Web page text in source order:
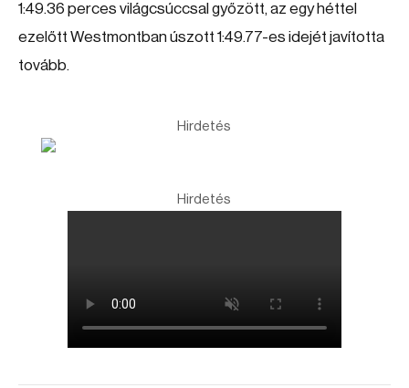
1:49.36 perces világcsúccsal győzött, az egy héttel
ezelőtt Westmontban úszott 1:49.77-es idejét javította
tovább.
Hirdetés
Hirdetés